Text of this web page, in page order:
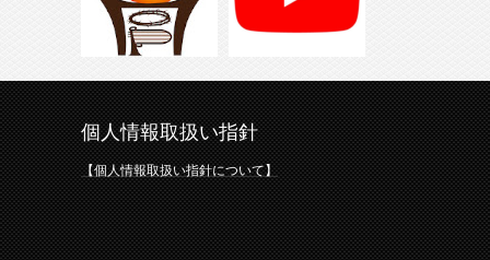
個人情報取扱い指針
【個人情報取扱い指針について】